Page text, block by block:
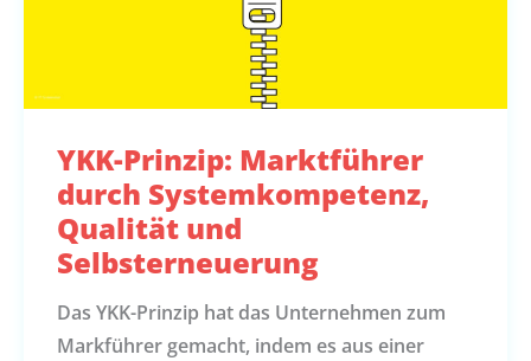
YKK-Prinzip: Marktführer
durch Systemkompetenz,
Qualität und
Selbsterneuerung
Das YKK-Prinzip hat das Unternehmen zum
Markführer gemacht, indem es aus einer